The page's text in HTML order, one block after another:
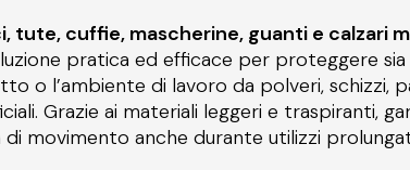
tute, cuffie, mascherine, guanti e calzari
pratica ed efficace per proteggere sia
o l’ambiente di lavoro da polveri, schizzi,
Grazie ai materiali leggeri e traspiranti,
movimento anche durante utilizzi